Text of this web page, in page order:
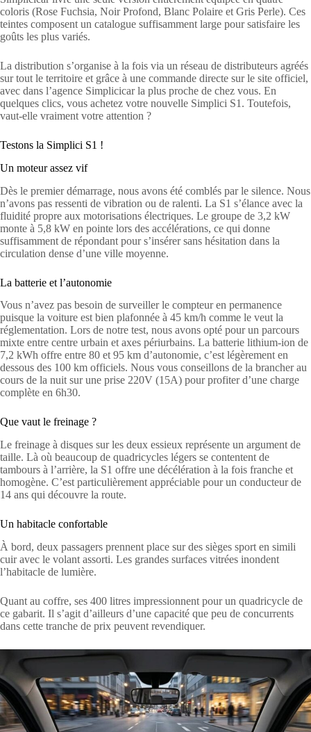
coloris (Rose Fuchsia, Noir Profond, Blanc Polaire et Gris Perle). Ces
teintes composent un catalogue suffisamment large pour satisfaire les
goûts les plus variés.
La distribution s’organise à la fois via un réseau de distributeurs agréés
sur tout le territoire et grâce à une commande directe sur le site officiel,
avec dans l’agence Simplicicar la plus proche de chez vous. En
quelques clics, vous achetez votre nouvelle Simplici S1. Toutefois,
vaut-elle vraiment votre attention ?
Testons la Simplici S1 !
Un moteur assez vif
Dès le premier démarrage, nous avons été comblés par le silence. Nous
n’avons pas ressenti de vibration ou de ralenti. La S1 s’élance avec la
fluidité propre aux motorisations électriques. Le groupe de 3,2 kW
monte à 5,8 kW en pointe lors des accélérations, ce qui donne
suffisamment de répondant pour s’insérer sans hésitation dans la
circulation dense d’une ville moyenne.
La batterie et l’autonomie
Vous n’avez pas besoin de surveiller le compteur en permanence
puisque la voiture est bien plafonnée à 45 km/h comme le veut la
réglementation. Lors de notre test, nous avons opté pour un parcours
mixte entre centre urbain et axes périurbains. La batterie lithium-ion de
7,2 kWh offre entre 80 et 95 km d’autonomie, c’est légèrement en
dessous des 100 km officiels. Nous vous conseillons de la brancher au
cours de la nuit sur une prise 220V (15A) pour profiter d’une charge
complète en 6h30.
Que vaut le freinage ?
Le freinage à disques sur les deux essieux représente un argument de
taille. Là où beaucoup de quadricycles légers se contentent de
tambours à l’arrière, la S1 offre une décélération à la fois franche et
homogène. C’est particulièrement appréciable pour un conducteur de
14 ans qui découvre la route.
Un habitacle confortable
À bord, deux passagers prennent place sur des sièges sport en simili
cuir avec le volant assorti. Les grandes surfaces vitrées inondent
l’habitacle de lumière.
Quant au coffre, ses 400 litres impressionnent pour un quadricycle de
ce gabarit. Il s’agit d’ailleurs d’une capacité que peu de concurrents
dans cette tranche de prix peuvent revendiquer.